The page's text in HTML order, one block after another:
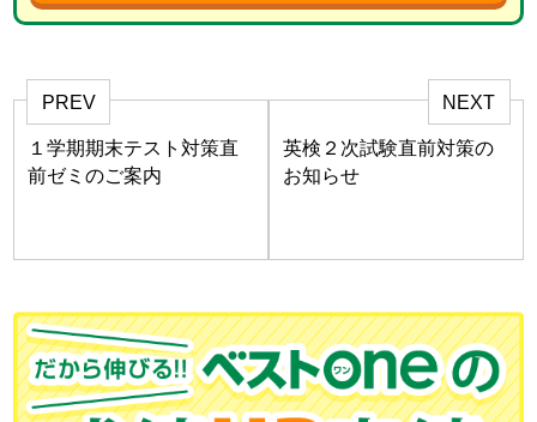
PREV
１学期期末テスト対策直
前ゼミのご案内
NEXT
英検２次試験直前対策の
お知らせ